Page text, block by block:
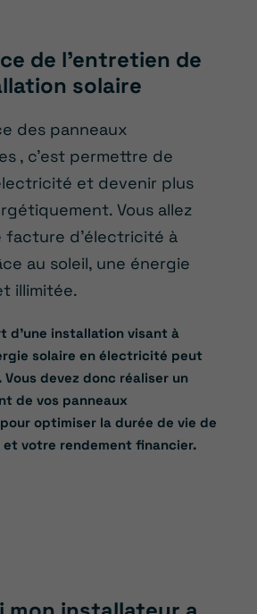
de l’entretien de
solaire
des panneaux
, c’est permettre de
et devenir plus
Vous allez
facture d’électricité à
au soleil, une énergie
illimitée.
d’une installation visant à
solaire en électricité peut
devez donc réaliser un
de vos panneaux
optimiser la durée de vie de
votre rendement financier.